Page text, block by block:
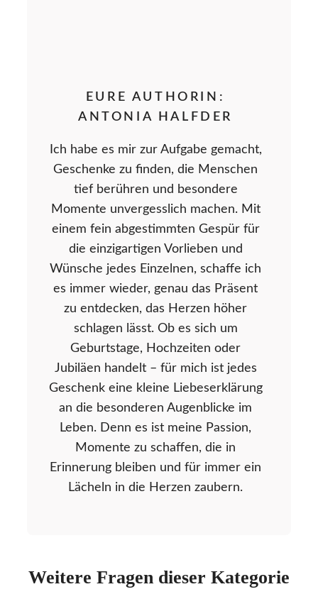
EURE AUTHORIN:
ANTONIA HALFDER
Ich habe es mir zur Aufgabe gemacht,
Geschenke zu finden, die Menschen
tief berühren und besondere
Momente unvergesslich machen. Mit
einem fein abgestimmten Gespür für
die einzigartigen Vorlieben und
Wünsche jedes Einzelnen, schaffe ich
es immer wieder, genau das Präsent
zu entdecken, das Herzen höher
schlagen lässt. Ob es sich um
Geburtstage, Hochzeiten oder
Jubiläen handelt – für mich ist jedes
Geschenk eine kleine Liebeserklärung
an die besonderen Augenblicke im
Leben. Denn es ist meine Passion,
Momente zu schaffen, die in
Erinnerung bleiben und für immer ein
Lächeln in die Herzen zaubern.
Weitere Fragen dieser Kategorie